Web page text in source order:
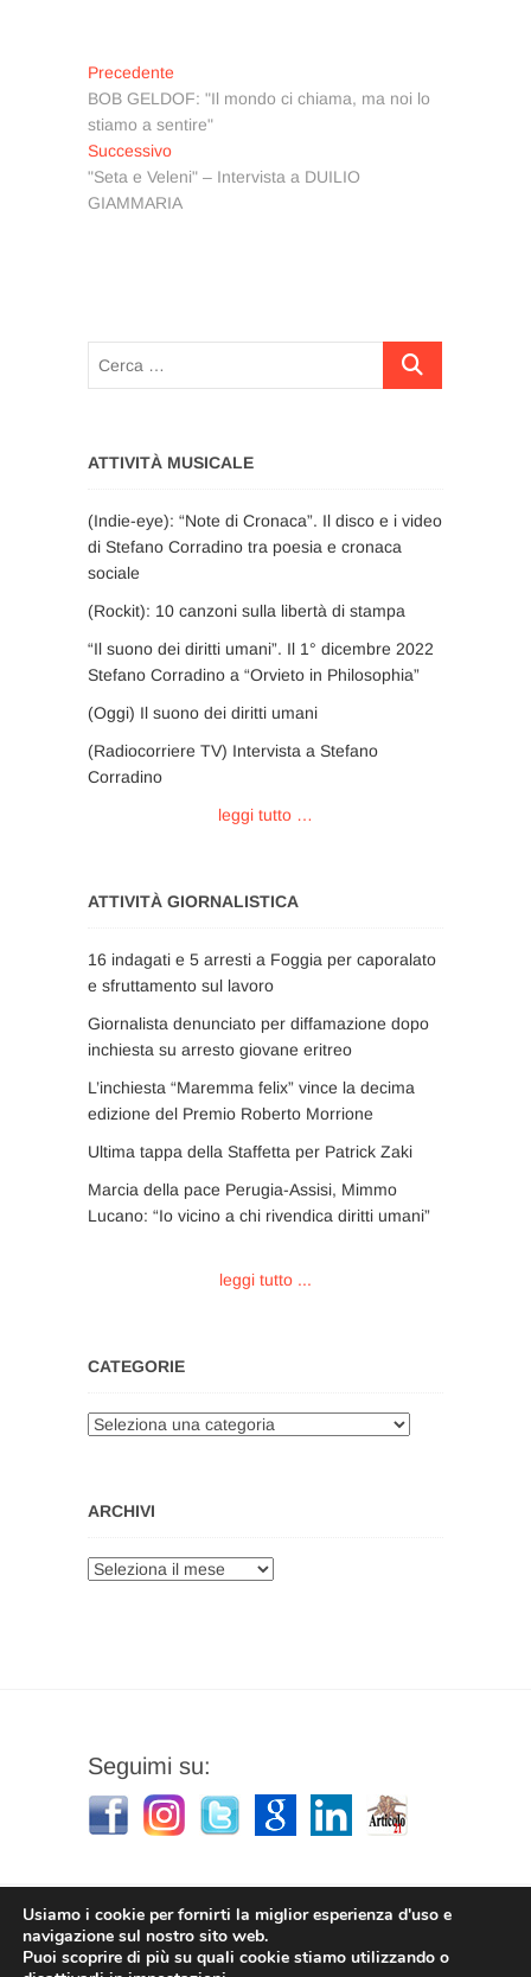
Navigazione
articoli
Precedente
precedente:
BOB GELDOF: "Il mondo ci chiama, ma noi lo
stiamo a sentire"
SuccessivoArticolo
successivo:
"Seta e Veleni" – Intervista a DUILIO
GIAMMARIA
Cerca
ATTIVITÀ MUSICALE
(Indie-eye): “Note di Cronaca”. Il disco e i video
di Stefano Corradino tra poesia e cronaca
sociale
(Rockit): 10 canzoni sulla libertà di stampa
“Il suono dei diritti umani”. Il 1° dicembre 2022
Stefano Corradino a “Orvieto in Philosophia”
(Oggi) Il suono dei diritti umani
(Radiocorriere TV) Intervista a Stefano
Corradino
leggi tutto …
ATTIVITÀ GIORNALISTICA
16 indagati e 5 arresti a Foggia per caporalato
e sfruttamento sul lavoro
Giornalista denunciato per diffamazione dopo
inchiesta su arresto giovane eritreo
L’inchiesta “Maremma felix” vince la decima
edizione del Premio Roberto Morrione
Ultima tappa della Staffetta per Patrick Zaki
Marcia della pace Perugia-Assisi, Mimmo
Lucano: “Io vicino a chi rivendica diritti umani”
leggi tutto ...
CATEGORIE
Categorie
ARCHIVI
Archivi
Seguimi su:
Stefano Corradino
Usiamo i cookie per fornirti la miglior esperienza d'uso e
navigazione sul nostro sito web.
Puoi scoprire di più su quali cookie stiamo utilizzando o